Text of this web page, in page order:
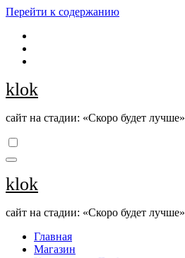
Перейти к содержанию
klok
сайт на стадии: «Скоро будет лучше»
klok
сайт на стадии: «Скоро будет лучше»
Главная
Магазин